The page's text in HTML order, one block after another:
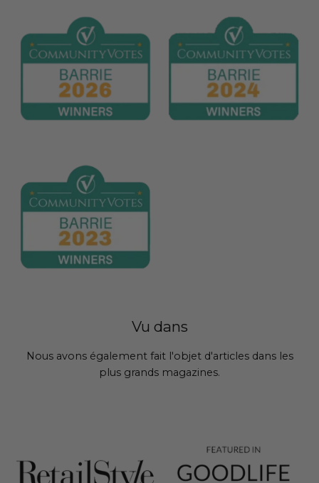
Vu dans
Nous avons également fait l'objet d'articles dans les
plus grands magazines.